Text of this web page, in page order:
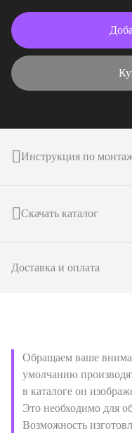
Инструкция по
Скачать каталог
Доставка и оплата
Обращаем ваше
умолчанию
в каталоге он
Это необходимо для
Возможность